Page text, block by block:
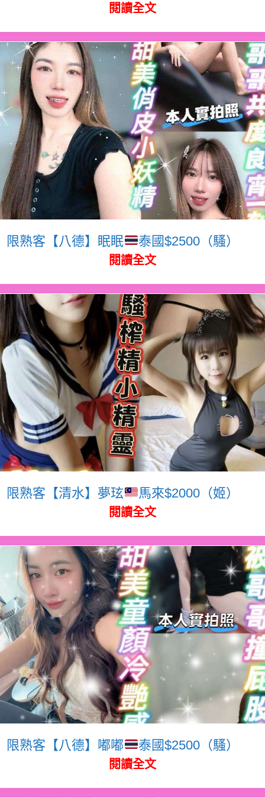
閱讀全文
限熟客【八德】眠眠 泰國$2500（騷）
閱讀全文
限熟客【清水】夢玹 馬來$2000（姬）
閱讀全文
限熟客【八德】嘟嘟 泰國$2500（騷）
閱讀全文